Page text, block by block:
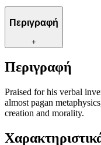
Περιγραφή
+
Περιγραφή
Praised for his verbal
almost pagan
creation and morality.